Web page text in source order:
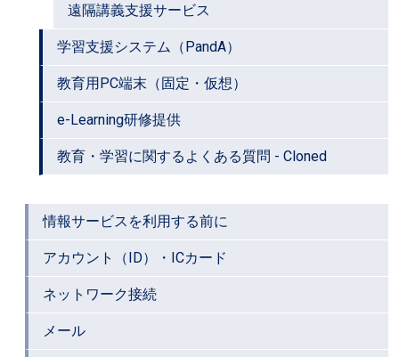
遠隔講義支援サービス
学習支援システム（PandA）
教育用PC端末（固定・仮想）
e-Learning研修提供
教育・学習に関するよくある質問 - Cloned
情報サービスを利用する前に
アカウント（ID）・ICカード
ネットワーク接続
メール